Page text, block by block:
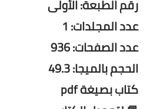
رقم الطبعة: الأولى
عدد المجلدات: 1
عدد الصفحات: 936
الحجم بالميجا: 49.3
كتاب بصيغة pdf